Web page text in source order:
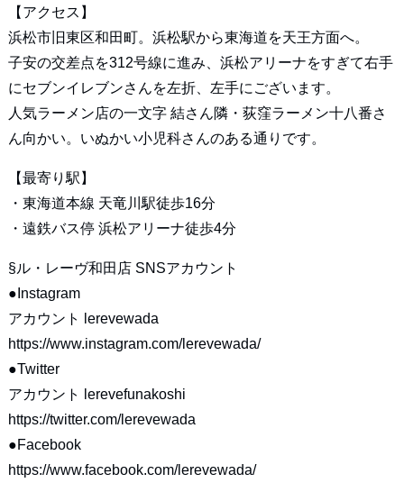
【アクセス】
浜松市旧東区和田町。浜松駅から東海道を天王方面へ。
子安の交差点を312号線に進み、浜松アリーナをすぎて右手
にセブンイレブンさんを左折、左手にございます。
人気ラーメン店の一文字 結さん隣・荻窪ラーメン十八番さ
ん向かい。いぬかい小児科さんのある通りです。
【最寄り駅】
・東海道本線 天竜川駅徒歩16分
・遠鉄バス停 浜松アリーナ徒歩4分
§ル・レーヴ和田店 SNSアカウント
●Instagram
アカウント lerevewada
https://www.instagram.com/lerevewada/
●Twitter
アカウント lerevefunakoshi
https://twitter.com/lerevewada
●Facebook
https://www.facebook.com/lerevewada/